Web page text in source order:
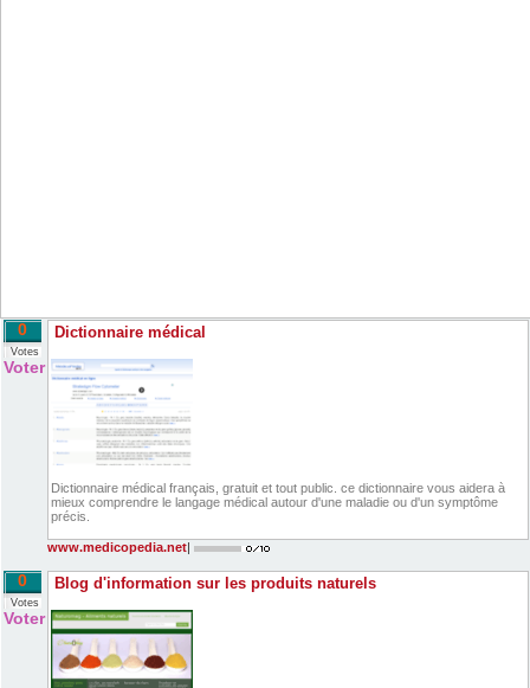
0
Votes
Voter
Dictionnaire médical
Dictionnaire médical français, gratuit et tout public. ce dictionnaire vous aidera à
mieux comprendre le langage médical autour d'une maladie ou d'un symptôme
précis.
www.medicopedia.net|
0
Votes
Voter
Blog d'information sur les produits naturels